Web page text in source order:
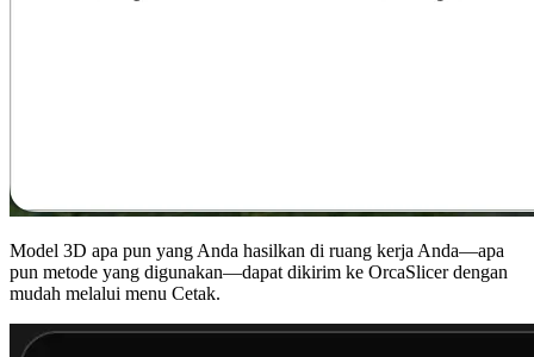
Model 3D apa pun yang Anda hasilkan di ruang kerja Anda—apa
pun metode yang digunakan—dapat dikirim ke OrcaSlicer dengan
mudah melalui menu Cetak.